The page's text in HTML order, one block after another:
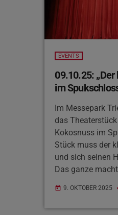
EVENTS
09.10.25: „Der
im
Im Messepark
das
Kokosnuss im
Stück muss der
und sich seinen
Das ganze
nur vor Ort zu
sein!
today 9. OKTOBER 2025